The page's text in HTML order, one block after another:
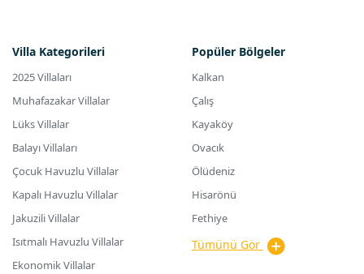
Villa Kategorileri
2025 Villaları
Muhafazakar Villalar
Lüks Villalar
Balayı Villaları
Çocuk Havuzlu Villalar
Kapalı Havuzlu Villalar
Jakuzili Villalar
Isıtmalı Havuzlu Villalar
Ekonomik Villalar
Popüler Bölgeler
Kalkan
Çalış
Kayaköy
Ovacık
Ölüdeniz
Hisarönü
Fethiye
Tümünü Gör